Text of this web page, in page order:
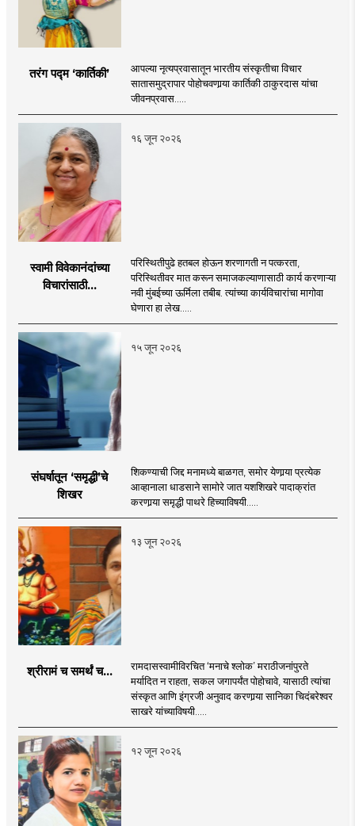
तरंग पद्म ‘कार्तिकी’
आपल्या नृत्यप्रवासातून भारतीय संस्कृतीचा विचार
सातासमुद्रापार पोहोचवणार्‍या कार्तिकी ठाकुरदास यांचा
जीवनप्रवास.....
१६ जून २०२६
स्वामी विवेकानंदांच्या
विचारांसाठी...
परिस्थितीपुढे हतबल होऊन शरणागती न पत्करता,
परिस्थितीवर मात करून समाजकल्याणासाठी कार्य करणाऱ्या
नवी मुंबईच्या ऊर्मिला तबीब. त्यांच्या कार्यविचारांचा मागोवा
घेणारा हा लेख.....
१५ जून २०२६
संघर्षातून ‘समृद्धी’चे
शिखर
शिकण्याची जिद्द मनामध्ये बाळगत, समोर येणार्‍या प्रत्येक
आव्हानाला धाडसाने सामोरे जात यशशिखरे पादाक्रांत
करणार्‍या समृद्धी पाथरे हिच्याविषयी.....
१३ जून २०२६
श्रीरामं च समर्थं च...
रामदासस्वामीविरचित ‘मनाचे श्लोक’ मराठीजनांपुरते
मर्यादित न राहता, सकल जगापर्यंत पोहोचावे, यासाठी त्यांचा
संस्कृत आणि इंग्रजी अनुवाद करणार्‍या सानिका चिदंबरेश्वर
साखरे यांच्याविषयी.....
१२ जून २०२६